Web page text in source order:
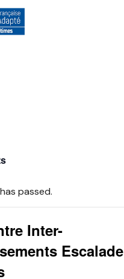
passed.
Inter-
Escalade